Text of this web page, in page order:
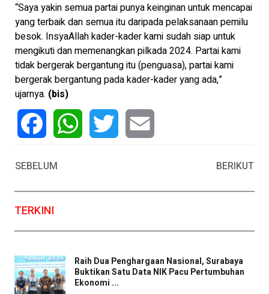
“Saya yakin semua partai punya keinginan untuk mencapai
yang terbaik dan semua itu daripada pelaksanaan pemilu
besok. InsyaAllah kader-kader kami sudah siap untuk
mengikuti dan memenangkan pilkada 2024. Partai kami
tidak bergerak bergantung itu (penguasa), partai kami
bergerak bergantung pada kader-kader yang ada,”
ujarnya. (bis)
SEBELUM
BERIKUT
TERKINI
Raih Dua Penghargaan Nasional, Surabaya
Buktikan Satu Data NIK Pacu Pertumbuhan
Ekonomi ...